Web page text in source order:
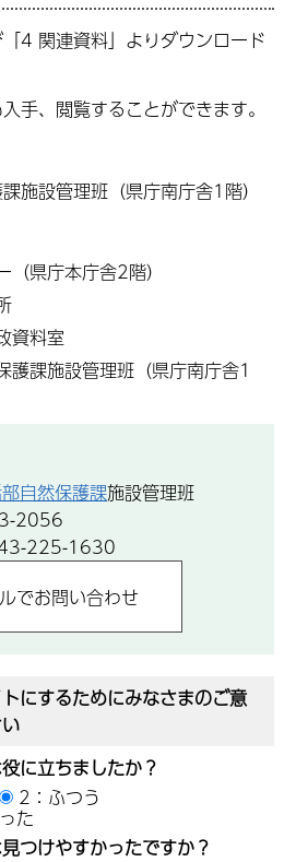
「4 関連資料」よりダウンロード
手、閲覧することができます。
施設管理班（県庁南庁舎1階）
（県庁本庁舎2階）
資料室
護課施設管理班（県庁南庁舎1
自然保護課施設管理班
2056
225-1630
にするためにみなさまのご意
に立ちましたか？
2：ふつう
た
つけやすかったですか？